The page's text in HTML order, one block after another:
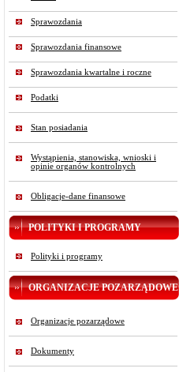
Sprawozdania
Sprawozdania finansowe
Sprawozdania kwartalne i roczne
Podatki
Stan posiadania
Wystąpienia, stanowiska, wnioski i
opinie organów kontrolnych
Obligacje-dane finansowe
POLITYKI I PROGRAMY
Polityki i programy
ORGANIZACJE POZARZĄDOWE
Organizacje pozarządowe
Dokumenty